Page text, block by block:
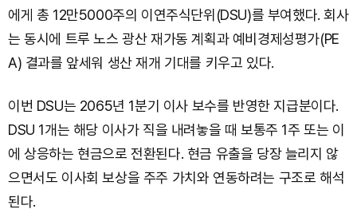
에게 총 12만5000주의 이연주식단위(DSU)를 부여했다. 회사
는 동시에 트루 노스 광산 재가동 계획과 예비경제성평가(PE
A) 결과를 앞세워 생산 재개 기대를 키우고 있다.
이번 DSU는 2065년 1분기 이사 보수를 반영한 지급분이다.
DSU 1개는 해당 이사가 직을 내려놓을 때 보통주 1주 또는 이
에 상응하는 현금으로 전환된다. 현금 유출을 당장 늘리지 않
으면서도 이사회 보상을 주주 가치와 연동하려는 구조로 해석
된다.